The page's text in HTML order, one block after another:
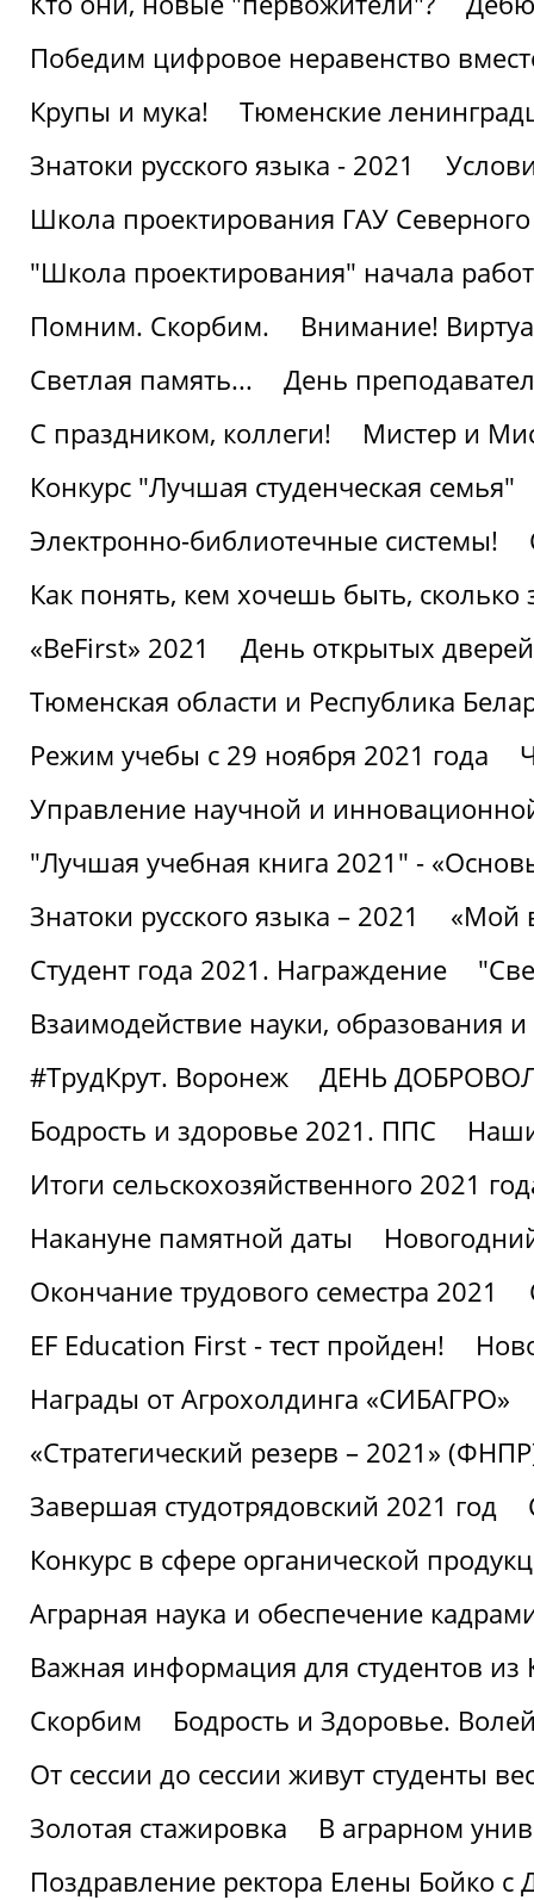
Победим цифровое неравенство
Крупы и мука!
Тюменские
Знатоки русского языка - 2021
Школа проектирования ГАУ
"Школа проектирования" начала
Помним. Скорбим.
Внимание!
Светлая память...
День
С праздником, коллеги!
Мистер и
Конкурс "Лучшая студенческая семья"
Электронно-библиотечные системы!
Как понять, кем хочешь быть, сколько
«BeFirst» 2021
День открытых
Тюменская области и Республика
Режим учебы с 29 ноября 2021 года
Управление научной и
"Лучшая учебная книга 2021" -
Знатоки русского языка – 2021
«Мой
Студент года 2021. Награждение
Взаимодействие науки, образования и
#ТрудКрут. Воронеж
ДЕНЬ
Бодрость и здоровье 2021. ППС
Итоги сельскохозяйственного 2021
Накануне памятной даты
Окончание трудового семестра 2021
EF Education First - тест пройден!
Награды от Агрохолдинга «СИБАГРО»
«Стратегический резерв – 2021»
Завершая студотрядовский 2021 год
Конкурс в сфере органической
Аграрная наука и обеспечение
Важная информация для студентов из
Скорбим
Бодрость и Здоровье.
От сессии до сессии живут студенты
Золотая стажировка
В аграрном
Поздравление ректора Елены Бойко с